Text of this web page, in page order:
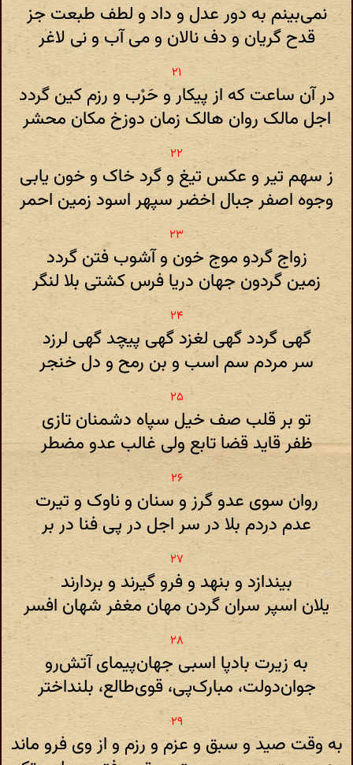
نمی‌بینم به دور عدل و داد و لطف طبعت جز
قدح گریان و دف نالان و می آب و نی لاغر
در آن ساعت که از پیکار و حَرْب و رزم کین گردد
اجل مالک روان هالک زمان دوزخ مکان محشر
ز سهم تیر و عکس تیغ و گرد خاک و خون یابی
وجوه اصفر جبال اخضر سپهر اسود زمین احمر
زواج گردو موج خون و آشوب فتن گردد
زمین گردون جهان دریا فرس کشتی بلا لنگر
گهی گردد گهی لغزد گهی پیچد گهی لرزد
سر مردم سم اسب و بن رمح و دل خنجر
تو بر قلب صف خیل سپاه دشمنان تازی
ظفر قاید قضا تابع ولی غالب عدو مضطر
روان سوی عدو گرز و سنان و ناوک و تیرت
عدم دردم بلا در سر اجل در پی فنا در بر
بیندازد و بنهد و فرو گیرند و بردارند
یلان اسپر سران گردن مهان مغفر شهان افسر
به زیرت بادپا اسبی جهان‌پیمای آتش‌رو
جوان‌دولت، مبارک‌پی، قوی‌طالع، بلنداختر
به وقت صید و سبق و عزم و رزم و از وی فرو ماند